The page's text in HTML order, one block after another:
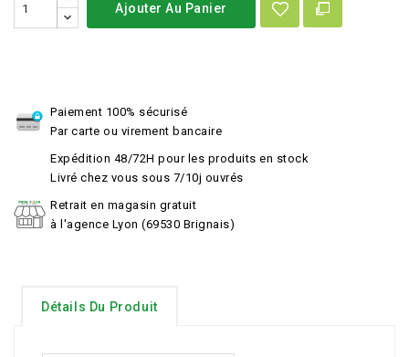
Ajouter Au Panier
Paiement 100% sécurisé
Par carte ou virement bancaire
Expédition 48/72H pour les produits en stock
Livré chez vous sous 7/10j ouvrés
Retrait en magasin gratuit
à l'agence Lyon (69530 Brignais)
Détails Du Produit